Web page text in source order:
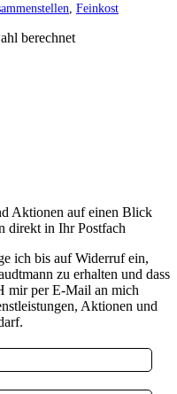
Feinkost
berechnet
Aktionen auf einen Blick
direkt in Ihr Postfach
ich bis auf Widerruf ein,
zu erhalten und dass
mir per E-Mail an mich
Aktionen und